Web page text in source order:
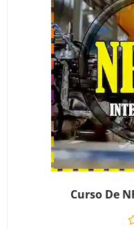
Curso De